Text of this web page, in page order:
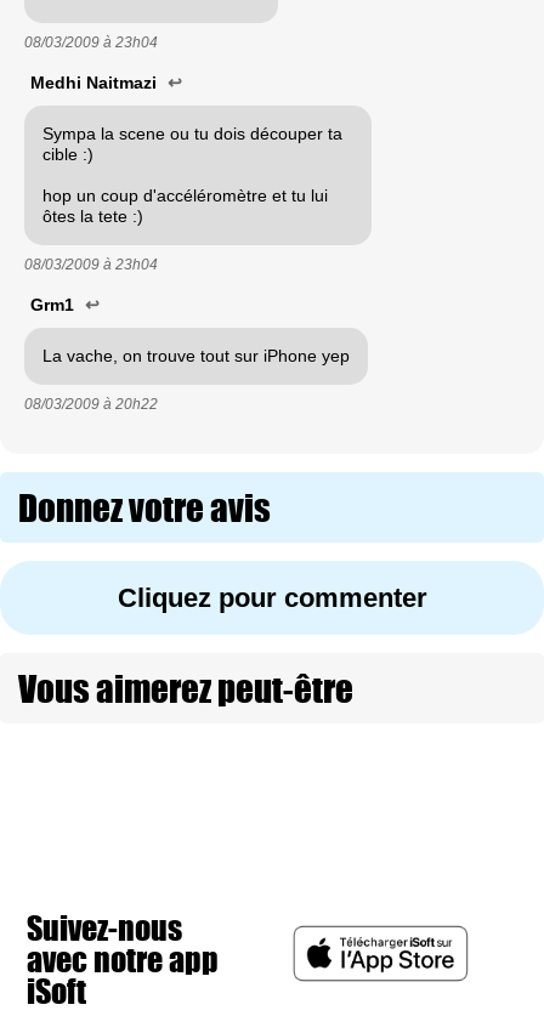
08/03/2009 à 23h04
Medhi Naitmazi ↩
Sympa la scene ou tu dois découper ta
cible :)
hop un coup d'accéléromètre et tu lui
ôtes la tete :)
08/03/2009 à 23h04
Grm1 ↩
La vache, on trouve tout sur iPhone yep
08/03/2009 à 20h22
Donnez votre avis
Cliquez pour commenter
Vous aimerez peut-être
Suivez-nous
avec notre app
iSoft